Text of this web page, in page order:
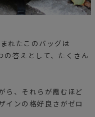
れたこのバッグは
の答えとして、たくさん
ら、それらが霞むほど
インの格好良さがゼロ